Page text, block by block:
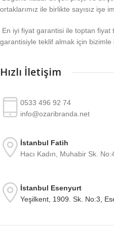
ortaklarımız ile birlikte sayısız işe
En iyi fiyat garantisi ile toptan
garantisiyle teklif almak için bizimle
Hızlı İletişim
0533 496 92 74
info@ozaribranda.net
İstanbul Fatih
Hacı Kadın, Muhabir Sk.
İstanbul Esenyurt
Yeşilkent, 1909. Sk. No:3,